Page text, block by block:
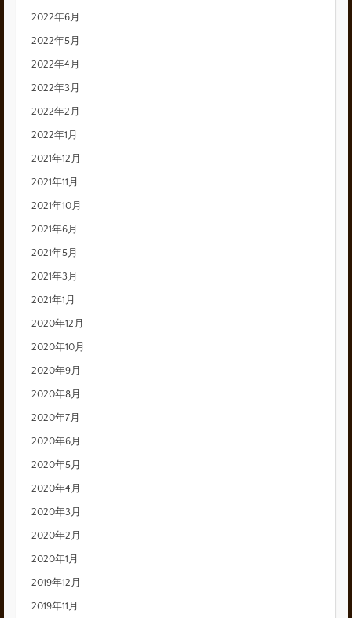
2022年6月
2022年5月
2022年4月
2022年3月
2022年2月
2022年1月
2021年12月
2021年11月
2021年10月
2021年6月
2021年5月
2021年3月
2021年1月
2020年12月
2020年10月
2020年9月
2020年8月
2020年7月
2020年6月
2020年5月
2020年4月
2020年3月
2020年2月
2020年1月
2019年12月
2019年11月